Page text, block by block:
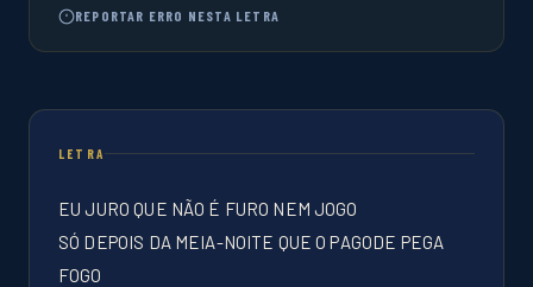
LETRA
EU JURO QUE NÃO É FURO NEM JOGO
SÓ DEPOIS DA MEIA-NOITE QUE O PAGODE PEGA
FOGO
REPORTAR ERRO NESTA LETRA